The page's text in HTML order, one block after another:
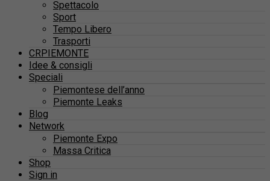
Spettacolo
Sport
Tempo Libero
Trasporti
CRPIEMONTE
Idee & consigli
Speciali
Piemontese dell’anno
Piemonte Leaks
Blog
Network
Piemonte Expo
Massa Critica
Shop
Sign in